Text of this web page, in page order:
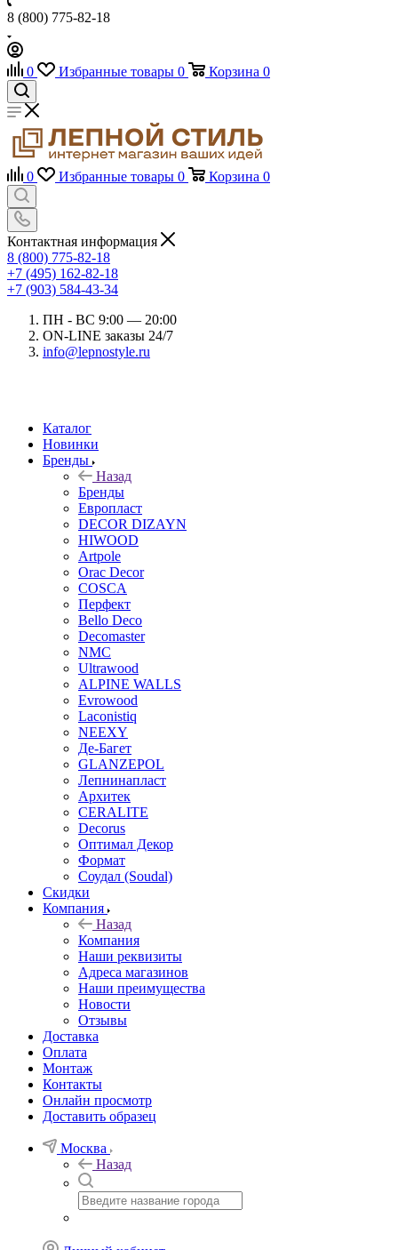
8 (800) 775-82-18
0 Избранные товары 0 Корзина 0
0 Избранные товары 0 Корзина 0
Контактная информация
8 (800) 775-82-18
+7 (495) 162-82-18
+7 (903) 584-43-34
ПН - ВС 9:00 — 20:00
ON-LINE заказы 24/7
info@lepnostyle.ru
Каталог
Новинки
Бренды
Назад
Бренды
Европласт
DECOR DIZAYN
HIWOOD
Artpole
Orac Decor
COSCA
Перфект
Bello Deco
Decomaster
NMС
Ultrawood
ALPINE WALLS
Evrowood
Laconistiq
NEEXY
Де-Багет
GLANZEPOL
Лепнинапласт
Архитек
CERALITE
Decorus
Оптимал Декор
Формат
Соудал (Soudal)
Скидки
Компания
Назад
Компания
Наши реквизиты
Адреса магазинов
Наши преимущества
Новости
Отзывы
Доставка
Оплата
Монтаж
Контакты
Онлайн просмотр
Доставить образец
Москва
Назад